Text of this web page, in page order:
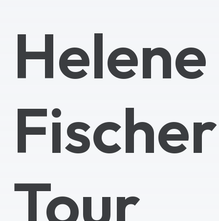
Helene
Fischer
Tour